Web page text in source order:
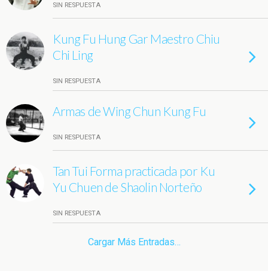
SIN RESPUESTA
Kung Fu Hung Gar Maestro Chiu
Chi Ling
SIN RESPUESTA
Armas de Wing Chun Kung Fu
SIN RESPUESTA
Tan Tui Forma practicada por Ku
Yu Chuen de Shaolin Norteño
SIN RESPUESTA
Cargar Más Entradas…